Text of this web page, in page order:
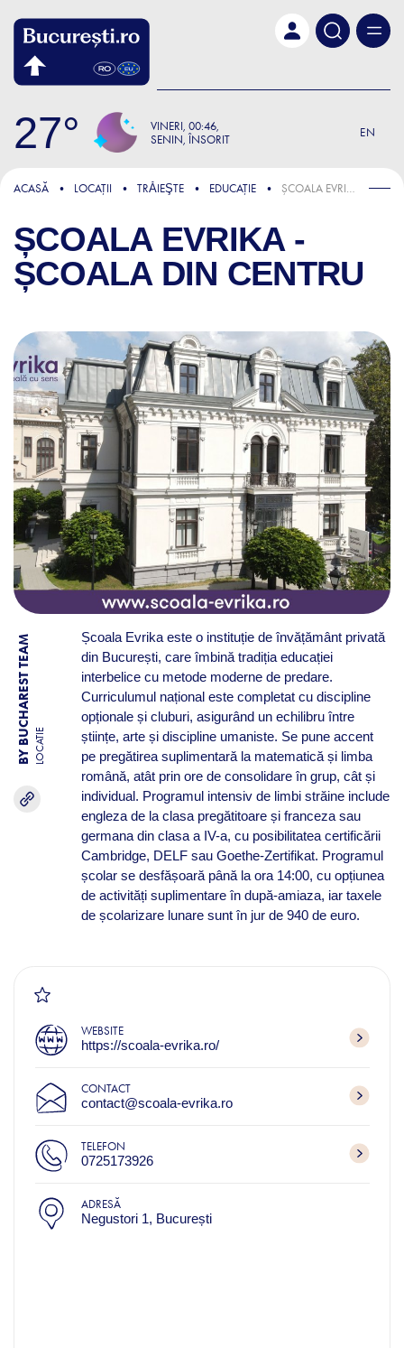
27 VINERI 00:46
SENIN, ÎNSORIT
EN
ACASĂ LOCAȚII TRǍIEŞTE EDUCAȚIE ȘCOALA EVRIKA - ȘCOALA DIN CENTRU
ȘCOALA EVRIKA -
ȘCOALA DIN CENTRU
BY BUCHAREST TEAM LOCATIE
Școala Evrika este o instituție de învățământ privată
din București, care îmbină tradiția educației
interbelice cu metode moderne de predare.
Curriculumul național este completat cu discipline
opționale și cluburi, asigurând un echilibru între
științe, arte și discipline umaniste. Se pune accent
pe pregătirea suplimentară la matematică și limba
română, atât prin ore de consolidare în grup, cât și
individual. Programul intensiv de limbi străine include
engleza de la clasa pregătitoare și franceza sau
germana din clasa a IV-a, cu posibilitatea certificării
Cambridge, DELF sau Goethe-Zertifikat. Programul
școlar se desfășoară până la ora 14:00, cu opțiunea
de activități suplimentare în după-amiaza, iar taxele
de școlarizare lunare sunt în jur de 940 de euro.
WEBSITE
https://scoala-evrika.ro/
CONTACT
contact@scoala-evrika.ro
TELEFON
0725173926
ADRESĂ
Negustori 1, București